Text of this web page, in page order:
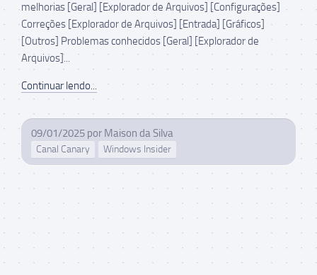
melhorias [Geral] [Explorador de Arquivos] [Configurações]
Correções [Explorador de Arquivos] [Entrada] [Gráficos]
[Outros] Problemas conhecidos [Geral] [Explorador de
Arquivos]...
Continuar lendo...
09/01/2025 por Maison da Silva
Canal Canary Windows Insider